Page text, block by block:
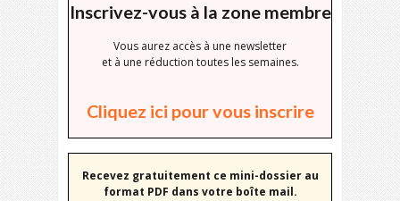
Inscrivez-vous à la zone membre
Vous aurez accès à une newsletter
et à une réduction toutes les semaines.
Cliquez ici pour vous inscrire
Recevez gratuitement ce mini-dossier au
format PDF dans votre boîte mail.